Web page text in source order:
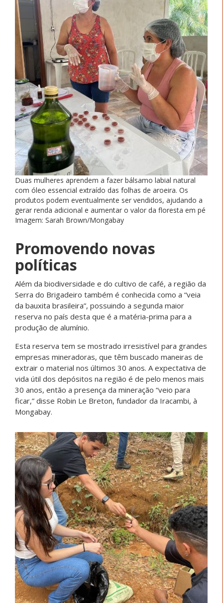
Duas mulheres aprendem a fazer bálsamo labial natural
com óleo essencial extraído das folhas de aroeira. Os
produtos podem eventualmente ser vendidos, ajudando a
gerar renda adicional e aumentar o valor da floresta em pé
Imagem: Sarah Brown/Mongabay
Promovendo novas
políticas
Além da biodiversidade e do cultivo de café, a região da
Serra do Brigadeiro também é conhecida como a “veia
da bauxita brasileira”, possuindo a segunda maior
reserva no país desta que é a matéria-prima para a
produção de alumínio.
Esta reserva tem se mostrado irresistível para grandes
empresas mineradoras, que têm buscado maneiras de
extrair o material nos últimos 30 anos. A expectativa de
vida útil dos depósitos na região é de pelo menos mais
30 anos, então a presença da mineração “veio para
ficar,” disse Robin Le Breton, fundador da Iracambi, à
Mongabay.